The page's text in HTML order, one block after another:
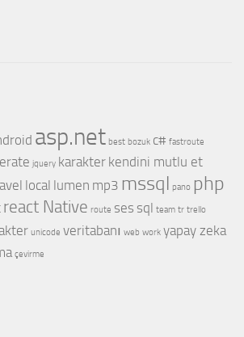
asp.net best bozuk c# fastroute
jquery karakter kendini mutlu et
local lumen mp3 mssql pano php
react Native route ses sql team tr trello
unicode veritabanı web work yapay zeka
çevirme